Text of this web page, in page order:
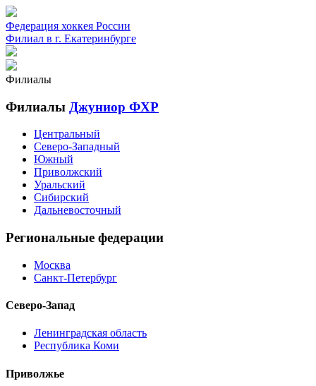
Федерация хоккея России
Филиал в г. Екатеринбурге
Филиалы
Филиалы Джуниор ФХР
Центральный
Северо-Западный
Южный
Приволжский
Уральский
Сибирский
Дальневосточный
Региональные федерации
Москва
Санкт-Петербург
Северо-Запад
Ленинградская область
Республика Коми
Приволжье